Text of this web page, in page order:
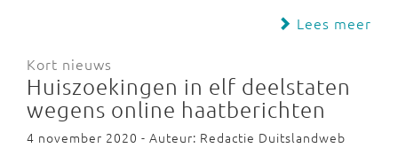
Lees meer
Kort nieuws
Huiszoekingen in elf deelstaten
wegens online haatberichten
4 november 2020 - Auteur: Redactie Duitslandweb